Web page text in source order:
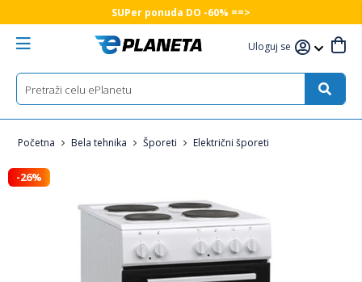
SUPer ponuda DO -60% ==>
Uloguj se
Početna Bela tehnika Šporeti Električni šporeti
-26%